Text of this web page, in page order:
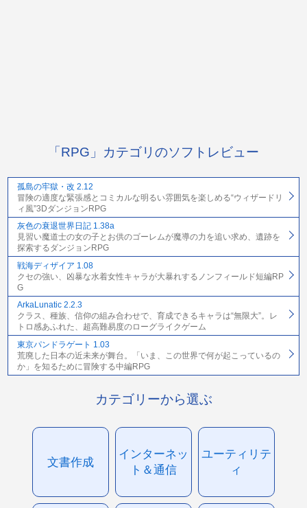
「RPG」カテゴリのソフトレビュー
孤島の牢獄・改 2.12
冒険の適度な緊張感とコミカルな明るい雰囲気を楽しめる“ウィザードリ
ィ風”3DダンジョンRPG
灰色の衰退世界日記 1.38a
見習い魔道士の女の子とお供のゴーレムが魔導の力を追い求め、遺跡を
探索するダンジョンRPG
戦海ディザイア 1.08
クセの強い、凶暴な水着女性キャラが大暴れするノンフィールド短編RP
G
ArkaLunatic 2.2.3
クラス、種族、信仰の組み合わせで、育成できるキャラは“無限大”。レ
トロ感あふれた、超高難易度のローグライクゲーム
東京パンドラゲート 1.03
荒廃した日本の近未来が舞台。「いま、この世界で何が起こっているの
か」を知るために冒険する中編RPG
カテゴリーから選ぶ
文書作成
インターネッ
ト＆通信
ユーティリテ
ィ